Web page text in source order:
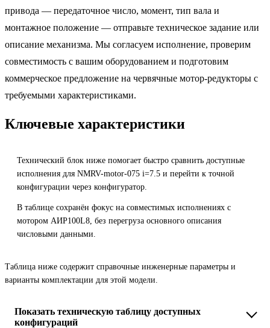
привода — передаточное число, момент, тип вала и
монтажное положение — отправьте техническое задание или
описание механизма. Мы согласуем исполнение, проверим
совместимость с вашим оборудованием и подготовим
коммерческое предложение на червячные мотор-редукторы с
требуемыми характеристиками.
Ключевые характеристики
Технический блок ниже помогает быстро сравнить доступные
исполнения для NMRV-motor-075 i=7.5 и перейти к точной
конфигурации через конфигуратор.
В таблице сохранён фокус на совместимых исполнениях с
мотором АИР100L8, без перегруза основного описания
числовыми данными.
Таблица ниже содержит справочные инженерные параметры и
варианты комплектации для этой модели.
Показать техническую таблицу доступных
конфигураций